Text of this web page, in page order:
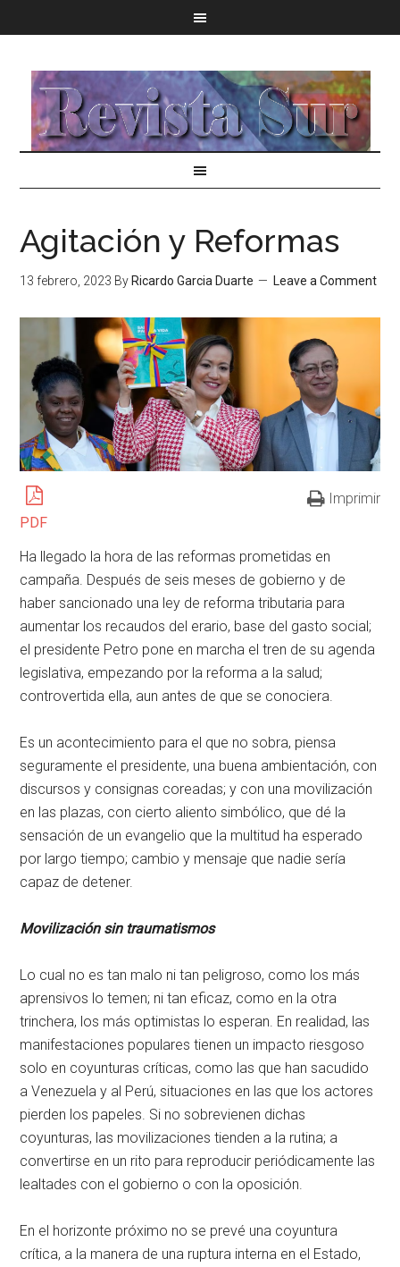
Agitación y Reformas
13 febrero, 2023 By Ricardo Garcia Duarte Leave a Comment
PDF
Imprimir
Ha llegado la hora de las reformas prometidas en
campaña. Después de seis meses de gobierno y de
haber sancionado una ley de reforma tributaria para
aumentar los recaudos del erario, base del gasto social;
el presidente Petro pone en marcha el tren de su agenda
legislativa, empezando por la reforma a la salud;
controvertida ella, aun antes de que se conociera.
Es un acontecimiento para el que no sobra, piensa
seguramente el presidente, una buena ambientación, con
discursos y consignas coreadas; y con una movilización
en las plazas, con cierto aliento simbólico, que dé la
sensación de un evangelio que la multitud ha esperado
por largo tiempo; cambio y mensaje que nadie sería
capaz de detener.
Movilización sin traumatismos
Lo cual no es tan malo ni tan peligroso, como los más
aprensivos lo temen; ni tan eficaz, como en la otra
trinchera, los más optimistas lo esperan. En realidad, las
manifestaciones populares tienen un impacto riesgoso
solo en coyunturas críticas, como las que han sacudido
a Venezuela y al Perú, situaciones en las que los actores
pierden los papeles. Si no sobrevienen dichas
coyunturas, las movilizaciones tienden a la rutina; a
convertirse en un rito para reproducir periódicamente las
lealtades con el gobierno o con la oposición.
En el horizonte próximo no se prevé una coyuntura
crítica, a la manera de una ruptura interna en el Estado,